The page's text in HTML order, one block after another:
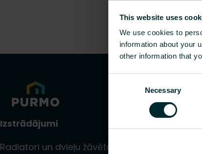
This website uses
We use cookies to
information about your
other information that
Necessary
Izstrādājumi
Radiatori un dvieļu žāvētāji